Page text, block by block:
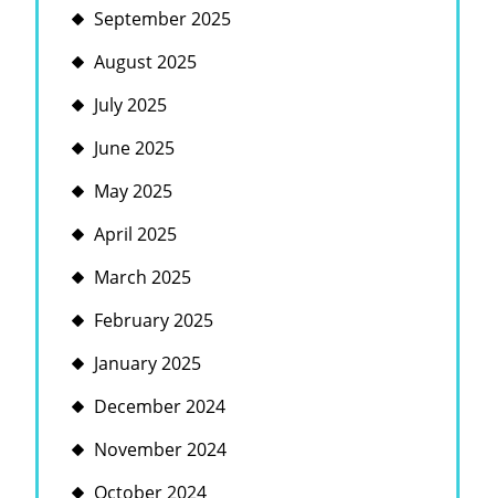
September 2025
August 2025
July 2025
June 2025
May 2025
April 2025
March 2025
February 2025
January 2025
December 2024
November 2024
October 2024